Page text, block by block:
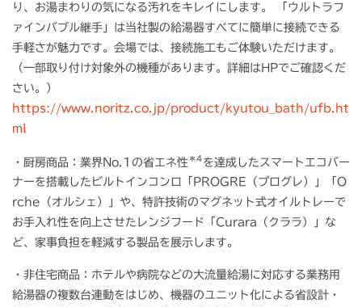
り、お湯まわりの気になる汚れをキレイにします。 「ウルトラフ
ァインバブル継手」は当社製の給湯器すべてに簡単に接続できる
手軽さが魅力です。会場では、接続施工もご体験いただけます。
（一部取り付け対象外の機種があります。詳細は HPでご確認くだ
さい。）
https://www.noritz.co.jp/product/kyutou_bath/ufb.ht
ml
・厨房商品： 業界No.1 の省エネ性 ＊ 4 を達成したスマートエコバー
ナーを搭載したビルトインコンロ「 PROGRE （プログレ）」「 O
rche （オルシェ）」や、特許技術のマグネット式オイルトレーで
お手入れ性を向上させたレンジフード「 Curara （クララ）」な
ど、家事負担を軽減する製品を展示します。
・非住宅商品： ホテルや病院などの大流量給湯に対応する業務用
給湯器の複数台連動をはじめ、機器のユニット化による省設計・